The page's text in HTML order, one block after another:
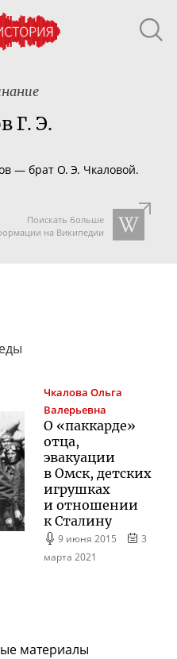
Г. Э.
— брат О. Э. Чкаловой.
Поискать больше
на Википедии
Чкалова Ольга
Валерьевна
О «паккарде»
отца,
эвакуации
в Омск, детских
игрушках
и отношении
к Сталину
9 июня 2015
3
марта 2021
материалы